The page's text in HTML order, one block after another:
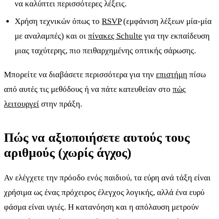
να καλύπτει περισσότερες λέξεις.
Χρήση τεχνικών όπως τοRSVP(εμφάνιση λέξεων μία-μία
με αναλαμπές) και οιπίνακες Schulte για την εκπαίδευση
μιας ταχύτερης, πιο πειθαρχημένης οπτικής σάρωσης.
Μπορείτε να διαβάσετε περισσότερα για την επιστήμη πίσω
από αυτές τις μεθόδους ή να πάτε κατευθείαν στο πώς
λειτουργεί στην πράξη.
Πώς να αξιοποιήσετε αυτούς τους
αριθμούς (χωρίς άγχος)
Αν ελέγχετε την πρόοδο ενός παιδιού, τα εύρη ανά τάξη είναι
χρήσιμα ως ένας πρόχειρος έλεγχος λογικής, αλλά ένα ευρύ
φάσμα είναι υγιές. Η κατανόηση και η απόλαυση μετρούν